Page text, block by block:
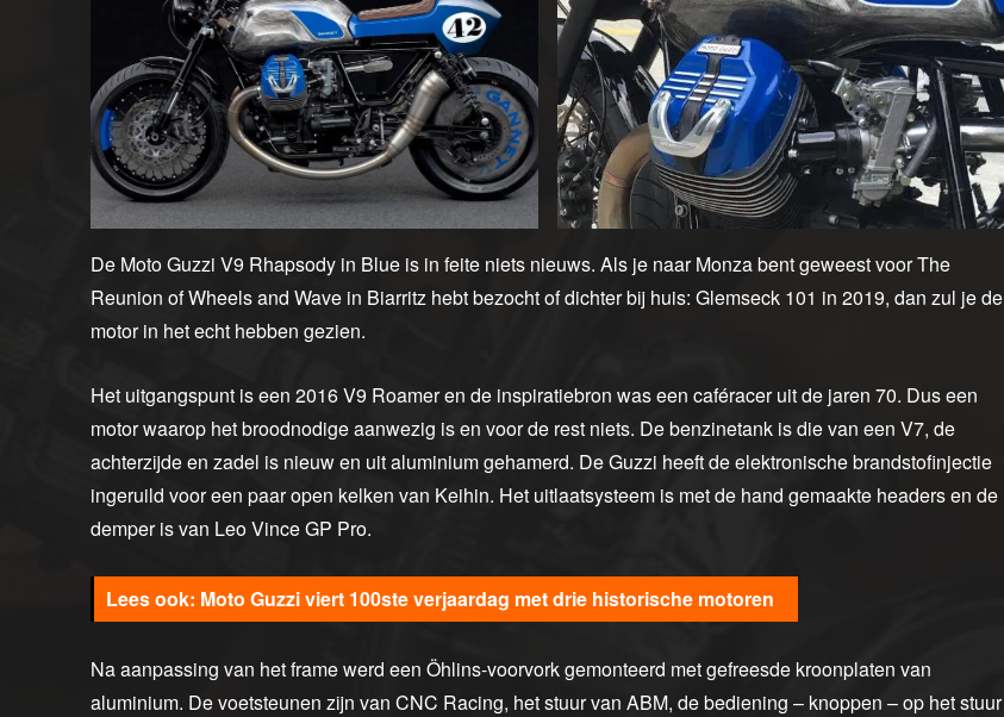
De Moto Guzzi V9 Rhapsody in Blue is in feite niets nieuws. Als je naar Monza bent geweest voor The
Reunion of Wheels and Wave in Biarritz hebt bezocht of dichter bij huis: Glemseck 101 in 2019, dan zul je de
motor in het echt hebben gezien.
Het uitgangspunt is een 2016 V9 Roamer en de inspiratiebron was een caféracer uit de jaren 70. Dus een
motor waarop het broodnodige aanwezig is en voor de rest niets. De benzinetank is die van een V7, de
achterzijde en zadel is nieuw en uit aluminium gehamerd. De Guzzi heeft de elektronische brandstofinjectie
ingeruild voor een paar open kelken van Keihin. Het uitlaatsysteem is met de hand gemaakte headers en de
demper is van Leo Vince GP Pro.
Moto Guzzi viert 100ste verjaardag met drie historische motoren
Na aanpassing van het frame werd een Öhlins-voorvork gemonteerd met gefreesde kroonplaten van
aluminium. De voetsteunen zijn van CNC Racing, het stuur van ABM, de bediening – knoppen – op het stuur